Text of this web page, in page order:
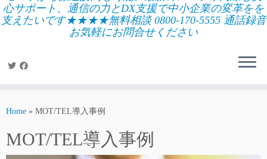
心サポート、通信の力とDX支援で中小企業の変革をを
支えたいです★★★★無料相談 0800-170-5555 通話録音
お気軽にお問合せください
Home » MOT/TEL導入事例
MOT/TEL導入事例